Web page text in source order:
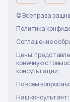
© Все права
Политика
Соглашение о
Цены,
конечную
консультации
По всем вопросам:
Наш консультант: